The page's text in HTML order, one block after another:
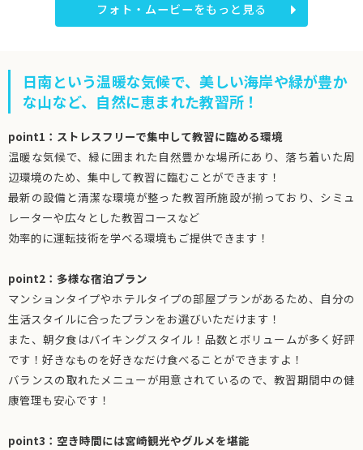
フォト・ムービーをもっと見る
日南という温暖な気候で、美しい海岸や緑が豊か
な山など、自然に恵まれた教習所！
point1：ストレスフリーで集中して教習に臨める環境
温暖な気候で、緑に囲まれた自然豊かな場所にあり、落ち着いた周
辺環境のため、集中して教習に臨むことができます！
最新の設備と清潔な環境が整った教習所施設が揃っており、シミュ
レーターや広々とした教習コースなど
効率的に運転技術を学べる環境もご提供できます！
point2：多様な宿泊プラン
マンションタイプやホテルタイプの部屋プランがあるため、自分の
生活スタイルに合ったプランをお選びいただけます！
また、朝夕食はバイキングスタイル！品数とボリュームが多く好評
です！好きなものを好きなだけ食べることができますよ！
バランスの取れたメニューが用意されているので、教習期間中の健
康管理も安心です！
point3：空き時間には宮崎観光やグルメを堪能